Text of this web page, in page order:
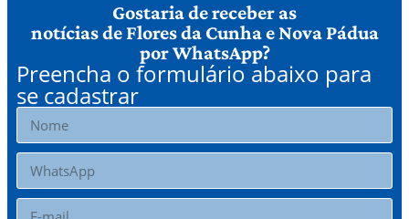
Gostaria de receber as
notícias de Flores da Cunha e Nova Pádua
por WhatsApp?
Preencha o formulário abaixo para
se cadastrar